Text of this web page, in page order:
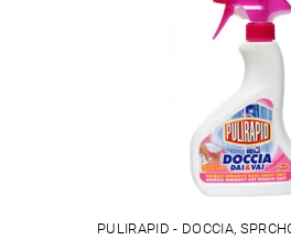
PULIRAPID - DOCCIA,